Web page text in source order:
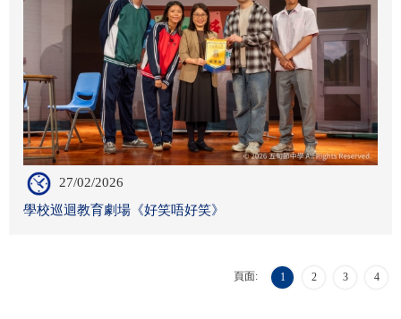
27/02/2026
學校巡迴教育劇場《好笑唔好笑》
頁面: 1 2 3 4